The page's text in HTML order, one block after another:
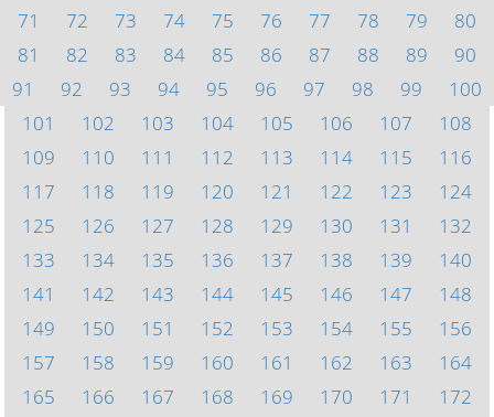
71
72 73 74 75 76 77 78 79
80
81
82 83 84 85 86 87 88 89
90
91
92 93 94 95 96 97 98 99
100
101
102 103 104 105 106 107
108
109
110 111 112 113 114 115
116
117
118 119 120 121 122 123
124
125
126 127 128 129 130 131
132
133
134 135 136 137 138 139
140
141
142 143 144 145 146 147
148
149
150 151 152 153 154 155
156
157
158 159 160 161 162 163
164
165
166 167 168 169 170 171
172